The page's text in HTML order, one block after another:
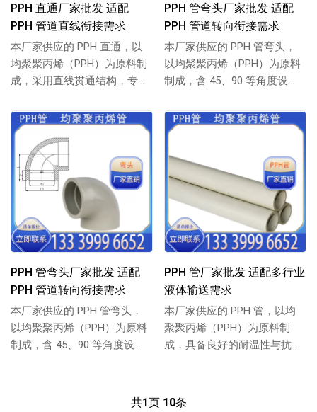
PPH 直通厂家批发 适配
PPH 管道直线衔接需求
本厂家供应的 PPH 直通，以
均聚聚丙烯（PPH）为原料制
成，采用直线贯通结构，专为
耐温...
PPH 管弯头厂家批发 适配
PPH 管道转向衔接需求
本厂家供应的 PPH 管弯头，
以均聚聚丙烯（PPH）为原料
制成，含 45、90 等角度设
接，...
PPH 管弯头厂家批发 适配
PPH 管道转向衔接需求
本厂家供应的 PPH 管弯头，
以均聚聚丙烯（PPH）为原料
制成，含 45、90 等角度设
PPH 管厂家批发 适配多行业
液体输送需求
本厂家供应的 PPH 管，以均
聚聚丙烯（PPH）为原料制
成，具备良好的耐温性与抗冲
共1页 10条